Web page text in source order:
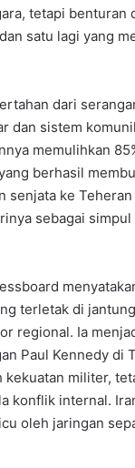
tetapi benturan
satu lagi yang
dari
dan sistem
memulihkan
berhasil
senjata ke
sebagai
terletak di
regional. Ia
Paul Kennedy di
militer,
konflik internal.
oleh jaringan